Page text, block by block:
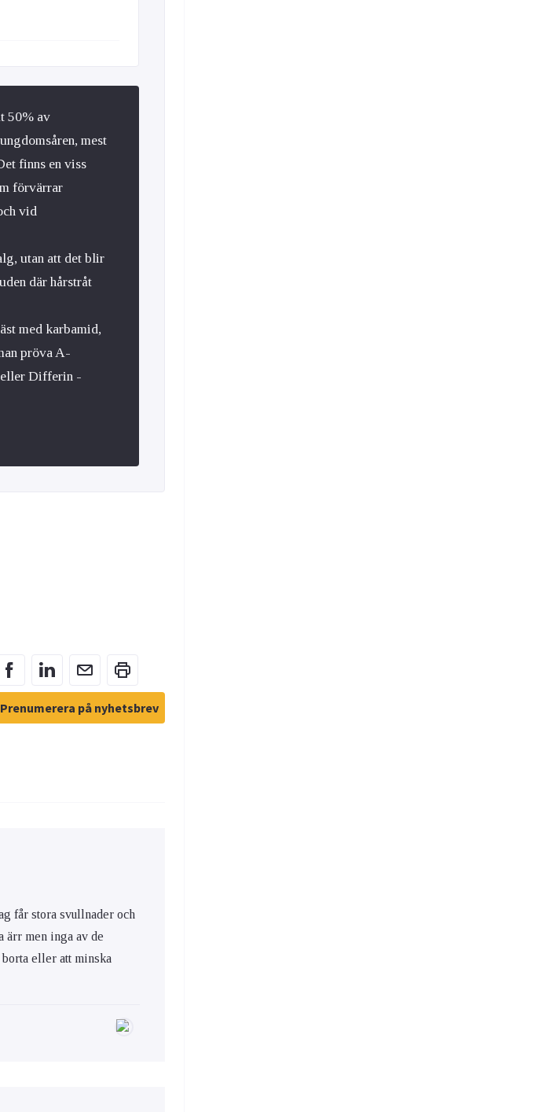
50% av
mest
finns en viss
förvärrar
vid
utan att det blir
där hårstråt
med karbamid,
pröva A-
eller Differin -
Prenumerera på nyhetsbrev
får stora svullnader och
ärr men inga av de
eller att minska